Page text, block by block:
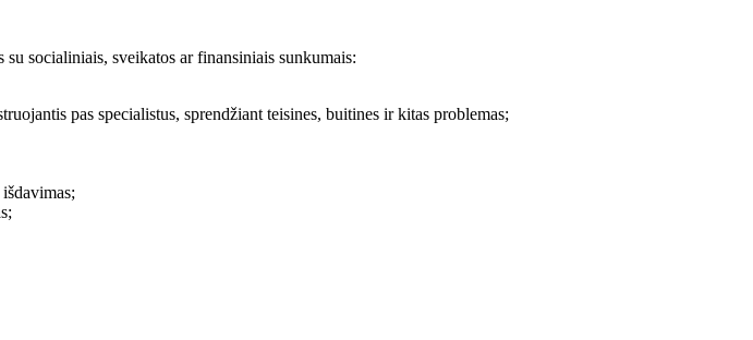
socialiniais, sveikatos ar finansiniais sunkumais:
pas specialistus, sprendžiant teisines, buitines ir kitas problemas;